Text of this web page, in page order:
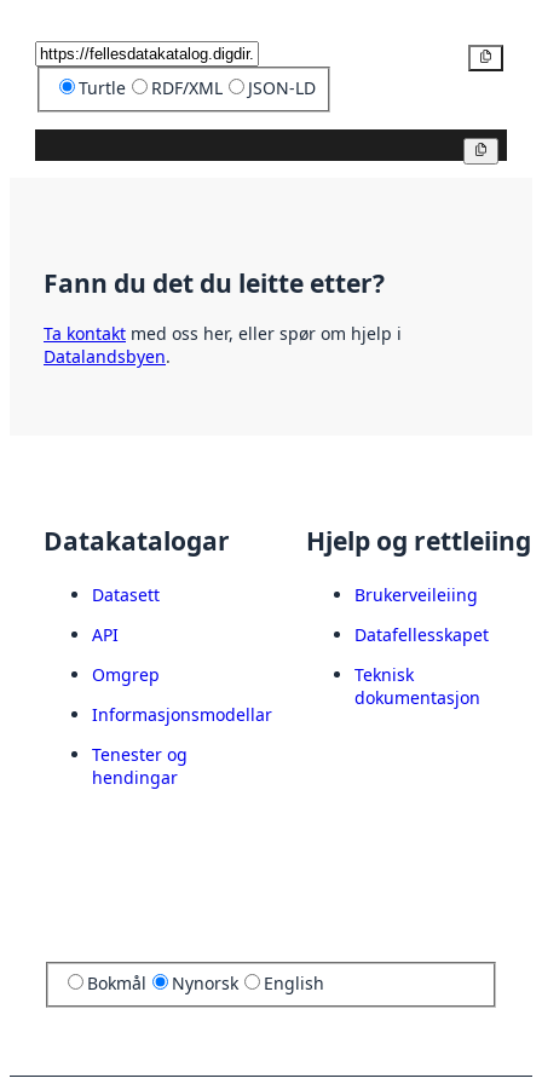
Turtle RDF/XML JSON-LD
Fann du det du leitte etter?
Ta kontakt med oss her, eller spør om hjelp i
Datalandsbyen.
Datakatalogar
Datasett
API
Omgrep
Informasjonsmodellar
Tenester og
hendingar
Hjelp og rettleiing
Brukerveileiing
Datafellesskapet
Teknisk
dokumentasjon
Bokmål Nynorsk English